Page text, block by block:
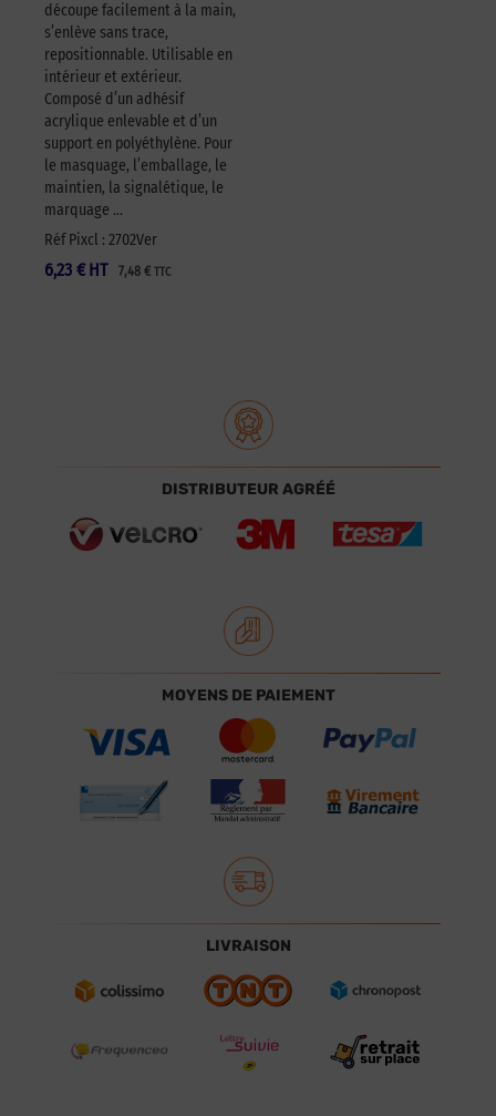
découpe facilement à la main,
s’enlève sans trace,
repositionnable. Utilisable en
intérieur et extérieur.
Composé d’un adhésif
acrylique enlevable et d’un
support en polyéthylène. Pour
le masquage, l’emballage, le
maintien, la signalétique, le
marquage …
Réf Pixcl : 2702Ver
6,23 € 7,48 € TTC
HT
DISTRIBUTEUR AGRÉÉ
MOYENS DE PAIEMENT
LIVRAISON